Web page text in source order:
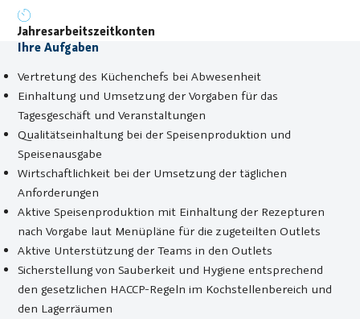
Jahresarbeitszeitkonten
Ihre Aufgaben
Vertretung des Küchenchefs bei Abwesenheit
Einhaltung und Umsetzung der Vorgaben für das
Tagesgeschäft und Veranstaltungen
Qualitätseinhaltung bei der Speisenproduktion und
Speisenausgabe
Wirtschaftlichkeit bei der Umsetzung der täglichen
Anforderungen
Aktive Speisenproduktion mit Einhaltung der Rezepturen
nach Vorgabe laut Menüpläne für die zugeteilten Outlets
Aktive Unterstützung der Teams in den Outlets
Sicherstellung von Sauberkeit und Hygiene entsprechend
den gesetzlichen HACCP-Regeln im Kochstellenbereich und
den Lagerräumen